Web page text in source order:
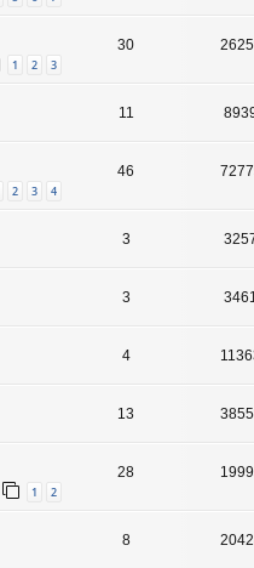
1 2 3
30
11
2 3 4
46
3
3
4
13
1 2
28
8